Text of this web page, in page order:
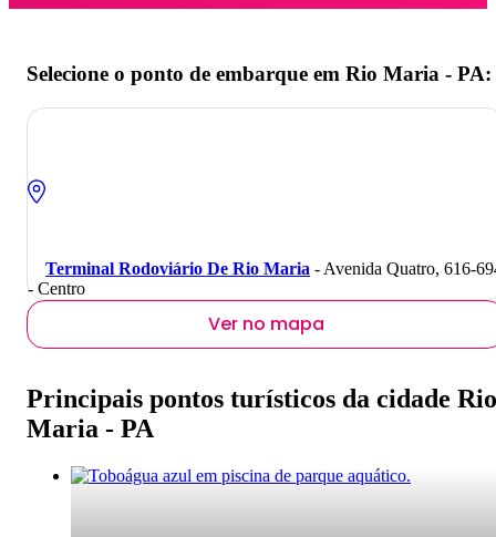
Selecione o ponto de embarque em Rio Maria - PA:
Terminal Rodoviário De Rio Maria - Avenida Quatro, 616-
- Centro
Ver no mapa
Principais pontos turísticos da cidade Rio
Maria - PA